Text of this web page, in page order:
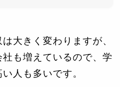
大きく変わりますが、
も増えているので、学
人も多いです。